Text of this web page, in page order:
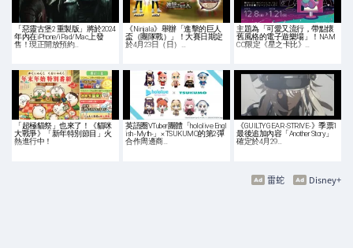
「惡靈古堡2 重製版」將於2024
年內在iPhone/iPad/Mac上發
售！現正開放預約…
《Ninjala》舉辦「進擊的巨人
盃（團隊戰）」！大賽日期定
於4月23日（日）…
主題為「可愛又流行，帶點懷
舊風格的電子遊樂場」！NAM
CO限定《星之卡比》…
「超極貓祭」也來了！《貓咪
大戰爭》「新年特別節目」火
熱進行中！
英語圈VTuber團體「hololive Engl
ish -Myth-」× TSUKUMO的第2彈
合作周邊商…
《GUILTY GEAR -STRIVE-》季票1
最後追加內容「Another Story」
確定於4月29…
Disney+
雷蛇